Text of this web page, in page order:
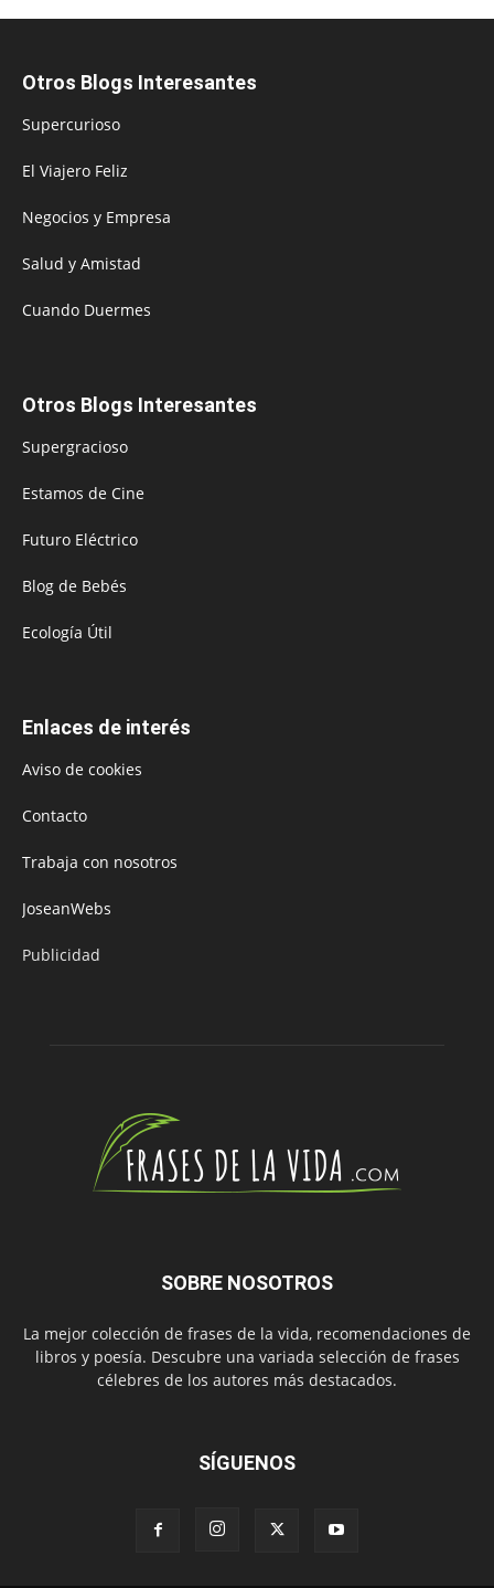
Otros Blogs Interesantes
Supercurioso
El Viajero Feliz
Negocios y Empresa
Salud y Amistad
Cuando Duermes
Otros Blogs Interesantes
Supergracioso
Estamos de Cine
Futuro Eléctrico
Blog de Bebés
Ecología Útil
Enlaces de interés
Aviso de cookies
Contacto
Trabaja con nosotros
JoseanWebs
Publicidad
SOBRE NOSOTROS
La mejor colección de frases de la vida, recomendaciones de
libros y poesía. Descubre una variada selección de frases
célebres de los autores más destacados.
SÍGUENOS